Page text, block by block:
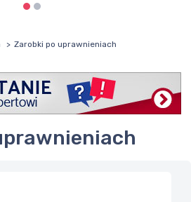
Zarobki po uprawnieniach